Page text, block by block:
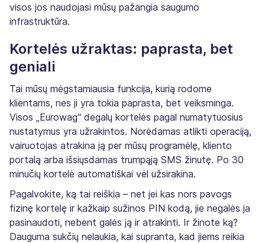
visos jos naudojasi mūsų pažangia saugumo
infrastruktūra.
Kortelės užraktas: paprasta, bet
geniali
Tai mūsų mėgstamiausia funkcija, kurią rodome
klientams, nes ji yra tokia paprasta, bet veiksminga.
Visos „Eurowag“ degalų kortelės pagal numatytuosius
nustatymus yra užrakintos. Norėdamas atlikti operaciją,
vairuotojas atrakina ją per mūsų programėlę, kliento
portalą arba išsiųsdamas trumpąją SMS žinutę. Po 30
minučių kortelė automatiškai vėl užsirakina.
Pagalvokite, ką tai reiškia – net jei kas nors pavogs
fizinę kortelę ir kažkaip sužinos PIN kodą, jie negalės ja
pasinaudoti, nebent galės ją ir atrakinti. Ir žinote ką?
Dauguma sukčių nelaukia, kai supranta, kad jiems reikia